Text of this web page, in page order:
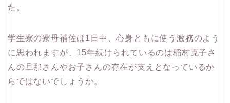
た。
学生寮の寮母補佐は1日中、心身ともに使う激務のよう
に思われますが、15年続けられているのは稲村克子さ
んの旦那さんやお子さんの存在が支えとなっているか
らではないでしょうか。